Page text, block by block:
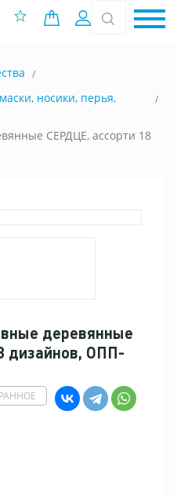
0 позиций
Вход
носики, перья,
СЕРДЦЕ, ассорти 18
деревянные
дизайнов, ОПП-